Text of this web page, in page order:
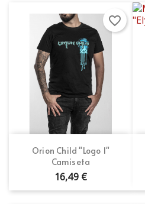
Orion Child "Logo 1"
Camiseta
16,49 €
favorite_border